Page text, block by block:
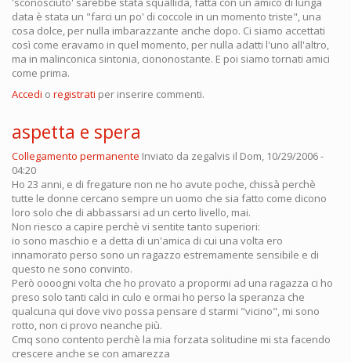
data è stata un "farci un po' di coccole in un momento triste", una
cosa dolce, per nulla imbarazzante anche dopo. Ci siamo accettati
così come eravamo in quel momento, per nulla adatti l'uno all'altro,
ma in malinconica sintonia, ciononostante. E poi siamo tornati amici
come prima.
Accedi o registrati per inserire commenti.
aspetta e spera
Collegamento permanente Inviato da zegalvis il Dom, 10/29/2006 -
04:20
Ho 23 anni, e di fregature non ne ho avute poche, chissà perchè
tutte le donne cercano sempre un uomo che sia fatto come dicono
loro solo che di abbassarsi ad un certo livello, mai.
Non riesco a capire perchè vi sentite tanto superiori:
io sono maschio e a detta di un'amica di cui una volta ero
innamorato perso sono un ragazzo estremamente sensibile e di
questo ne sono convinto.
Però oooogni volta che ho provato a propormi ad una ragazza ci ho
preso solo tanti calci in culo e ormai ho perso la speranza che
qualcuna qui dove vivo possa pensare d starmi "vicino", mi sono
rotto, non ci provo neanche più.
Cmq sono contento perchè la mia forzata solitudine mi sta facendo
crescere anche se con amarezza